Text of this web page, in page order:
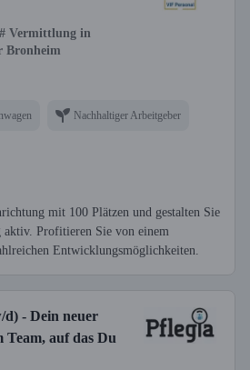
Vermittlung in
Bronheim
Nachhaltiger Arbeitgeber
mit 100 Plätzen und gestalten Sie
aktiv. Profitieren Sie von einem
Entwicklungsmöglichkeiten.
d) - Dein neuer
Team, auf das Du